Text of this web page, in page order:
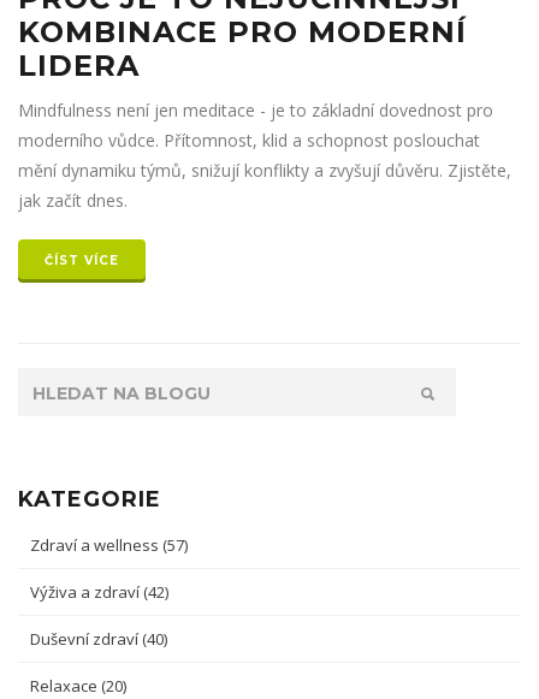
KOMBINACE PRO MODERNÍ
LIDERA
Mindfulness není jen meditace - je to základní dovednost pro
moderního vůdce. Přítomnost, klid a schopnost poslouchat
mění dynamiku týmů, snižují konflikty a zvyšují důvěru. Zjistěte,
jak začít dnes.
ČÍST VÍCE
KATEGORIE
Zdraví a wellness (57)
Výživa a zdraví (42)
Duševní zdraví (40)
Relaxace (20)